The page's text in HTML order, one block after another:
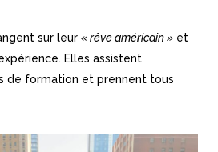
sur leur « rêve américain » et
Elles assistent
de formation et prennent tous